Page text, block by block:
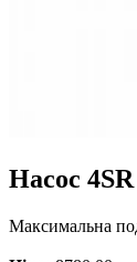
Насос
Максимальна